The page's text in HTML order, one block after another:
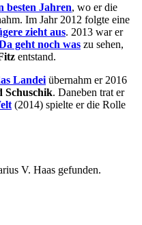
besten Jahren, wo er die
Im Jahr 2012 folgte eine
zieht aus. 2013 war er
geht noch was zu sehen,
entstand.
Landei übernahm er 2016
Schuschik. Daneben trat er
(2014) spielte er die Rolle
V. Haas gefunden.